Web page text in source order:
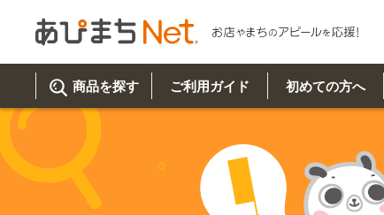
商品を探す ご利用ガイド
ご
初めての方へ
初